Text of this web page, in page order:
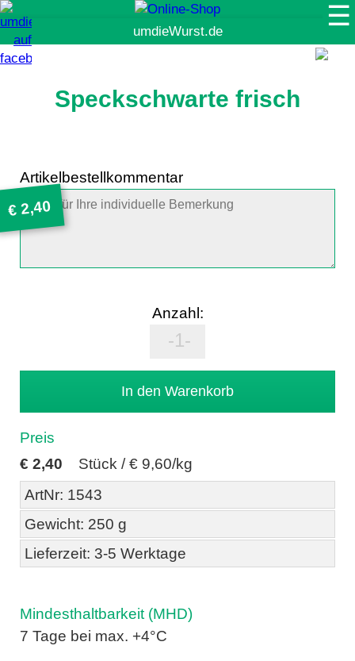
Speckschwarte frisch
€2,40
Artikelbestellkommentar
Anzahl:
Preis
€ 2,40 Stück /€ 9,60/kg
ArtNr: 1543
Gewicht: 250 g
Lieferzeit: 3-5 Werktage
Mindesthaltbarkeit (MHD)
7 Tage bei max. +4°C
☰